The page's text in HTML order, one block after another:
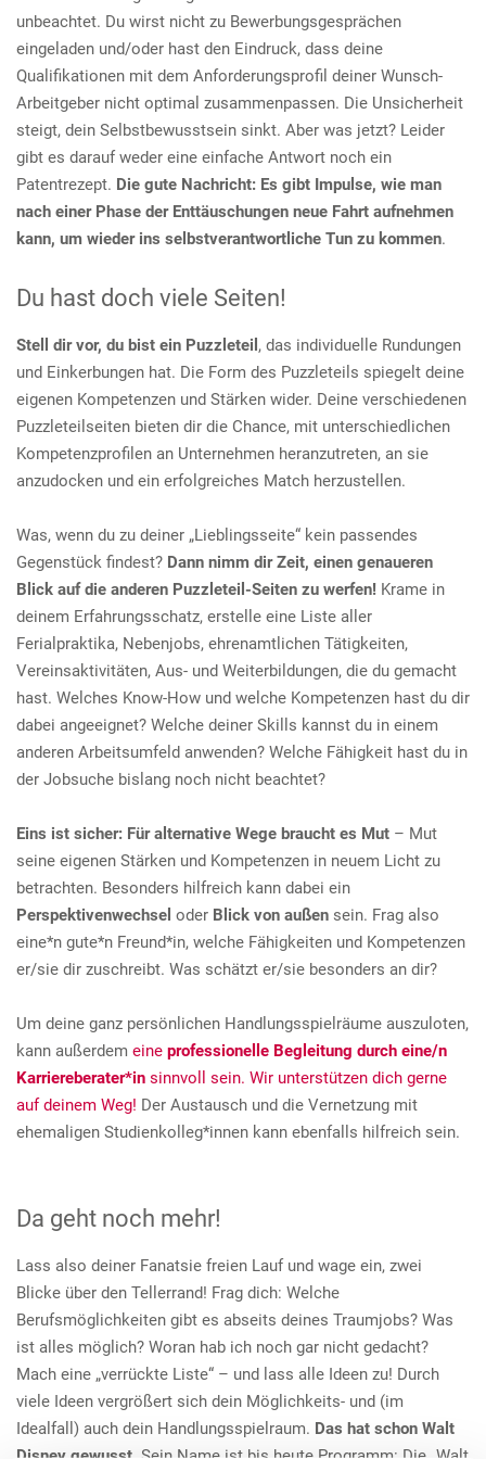
unbeachtet. Du wirst nicht zu Bewerbungsgesprächen
eingeladen und/oder hast den Eindruck, dass deine
Qualifikationen mit dem Anforderungsprofil deiner Wunsch-
Arbeitgeber nicht optimal zusammenpassen. Die Unsicherheit
steigt, dein Selbstbewusstsein sinkt. Aber was jetzt? Leider
gibt es darauf weder eine einfache Antwort noch ein
Patentrezept. Die gute Nachricht: Es gibt Impulse, wie man
nach einer Phase der Enttäuschungen neue Fahrt aufnehmen
kann, um wieder ins selbstverantwortliche Tun zu kommen.
Du hast doch viele Seiten!
Stell dir vor, du bist ein Puzzleteil , das individuelle Rundungen
und Einkerbungen hat. Die Form des Puzzleteils spiegelt deine
eigenen Kompetenzen und Stärken wider. Deine verschiedenen
Puzzleteilseiten bieten dir die Chance, mit unterschiedlichen
Kompetenzprofilen an Unternehmen heranzutreten, an sie
anzudocken und ein erfolgreiches Match herzustellen.
Was, wenn du zu deiner „Lieblingsseite“ kein passendes
Gegenstück findest? Dann nimm dir Zeit, einen genaueren
Blick auf die anderen Puzzleteil-Seiten zu werfen! Krame in
deinem Erfahrungsschatz, erstelle eine Liste aller
Ferialpraktika, Nebenjobs, ehrenamtlichen Tätigkeiten,
Vereinsaktivitäten, Aus- und Weiterbildungen, die du gemacht
hast. Welches Know-How und welche Kompetenzen hast du dir
dabei angeeignet? Welche deiner Skills kannst du in einem
anderen Arbeitsumfeld anwenden? Welche Fähigkeit hast du in
der Jobsuche bislang noch nicht beachtet?
Eins ist sicher: Für alternative Wege braucht es Mut – Mut
seine eigenen Stärken und Kompetenzen in neuem Licht zu
betrachten. Besonders hilfreich kann dabei ein
Perspektivenwechsel oder Blick von außen sein. Frag also
eine*n gute*n Freund*in, welche Fähigkeiten und Kompetenzen
er/sie dir zuschreibt. Was schätzt er/sie besonders an dir?
Um deine ganz persönlichen Handlungsspielräume auszuloten,
kann außerdem eine professionelle Begleitung durch eine/n
Karriereberater*in sinnvoll sein. Wir unterstützen dich gerne
auf deinem Weg! Der Austausch und die Vernetzung mit
ehemaligen Studienkolleg*innen kann ebenfalls hilfreich sein.
Da geht noch mehr!
Lass also deiner Fanatsie freien Lauf und wage ein, zwei
Blicke über den Tellerrand! Frag dich: Welche
Berufsmöglichkeiten gibt es abseits deines Traumjobs? Was
ist alles möglich? Woran hab ich noch gar nicht gedacht?
Mach eine „verrückte Liste“ – und lass alle Ideen zu! Durch
viele Ideen vergrößert sich dein Möglichkeits- und (im
Idealfall) auch dein Handlungsspielraum. Das hat schon Walt